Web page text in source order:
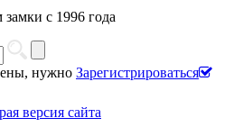
с 1996 года
нужно Зарегистрироваться
версия сайта